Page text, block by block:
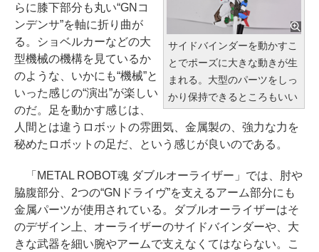
サイドバインダーを動かすこ
とでポーズに大きな動きが生
まれる。大型のパーツをしっ
かり保持できるところもいい
らに膝下部分も丸い“GNコ
ンデンサ”を軸に折り曲が
る。ショベルカーなどの大
型機械の機構を見ているか
のような、いかにも“機械”と
いった感じの“演出”が楽しい
のだ。足を動かす感じは、
人間とは違うロボットの雰囲気、金属製の、強力な力を
秘めたロボットの足だ、という感じが良いのである。
「METAL ROBOT魂 ダブルオーライザー」では、肘や
脇腹部分、2つの“GNドライヴ”を支えるアーム部分にも
金属パーツが使用されている。ダブルオーライザーはそ
のデザイン上、オーライザーのサイドバインダーや、大
きな武器を細い腕やアームで支えなくてはならない。こ